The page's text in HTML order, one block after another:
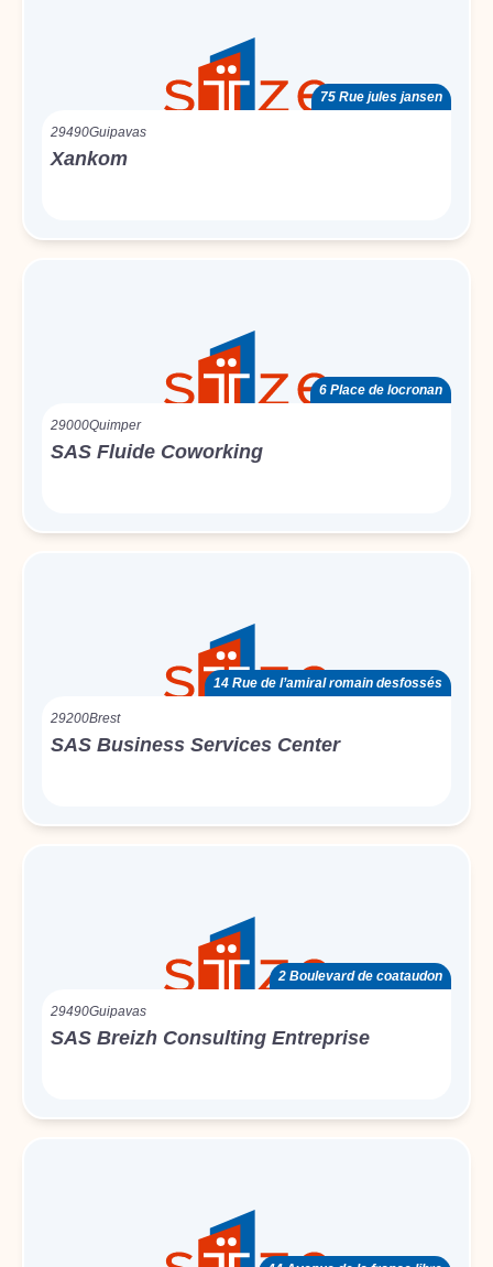
75 Rue jules jansen
29490Guipavas
Xankom
6 Place de locronan
29000Quimper
SAS Fluide Coworking
14 Rue de l’amiral romain desfossés
29200Brest
SAS Business Services Center
2 Boulevard de coataudon
29490Guipavas
SAS Breizh Consulting Entreprise